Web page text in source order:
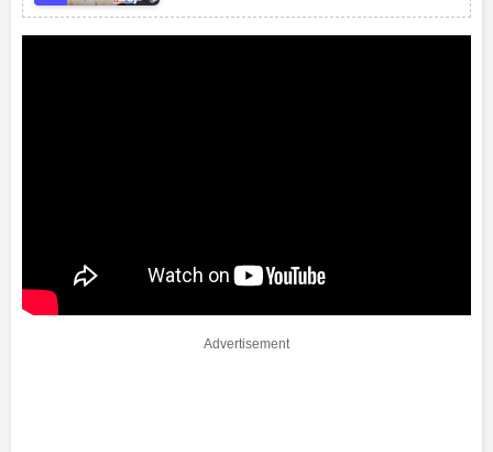
Advertisement